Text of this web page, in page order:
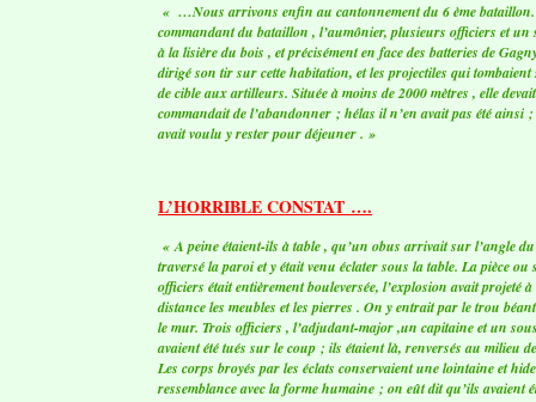
« …Nous arrivons enfin au cantonnement du 6 ème bataillon.
commandant du bataillon , l’aumônier, plusieurs officiers et
à la lisière du bois , et précisément en face des batteries de
dirigé son tir sur cette habitation, et les projectiles qui
de cible aux artilleurs. Située à moins de 2000 mètres , elle
commandait de l’abandonner ; hélas il n’en avait pas été
avait voulu y rester pour déjeuner . »
L’HORRIBLE CONSTAT ….
« A peine étaient-ils à table , qu’un obus arrivait sur l’angle
traversé la paroi et y était venu éclater sous la table. La pièce ou
officiers était entièrement bouleversée, l’explosion avait projeté
distance les meubles et les pierres . On y entrait par le trou
le mur. Trois officiers , l’adjudant-major ,un capitaine et un
avaient été tués sur le coup ; ils étaient là, renversés au milieu
Les corps broyés par les éclats conservaient une lointaine et
ressemblance avec la forme humaine ; on eût dit qu’ils avaient